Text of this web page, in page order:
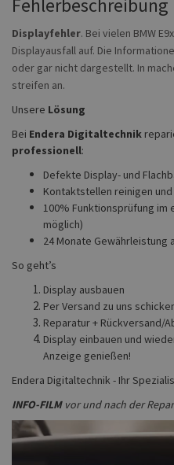
Fehlerbeschreibung
Displayfehler. Bei vielen BMW
Displayausfall auf. Die
oder gar nicht dargestellt. In
streifen an.
Unsere Lösung
Bei Endera Digitaltechnik
professionell:
Defekte Display- und
Kontaktstellen reinigen
100% Funktionsprüfung
möglich)
24 Monate Gewährleistung
So geht’s
Display ausbauen
Per Versand zu uns
Reparatur + Rückversand/
Display einbauen und
Anzeige genießen!
Endera Digitaltechnik - Ihr
INFO-FILMvor und nach der
Previous